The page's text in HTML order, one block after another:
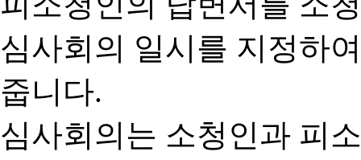
심사회의 일시를 지정하
줍니다.
심사회의는 소청인과 피